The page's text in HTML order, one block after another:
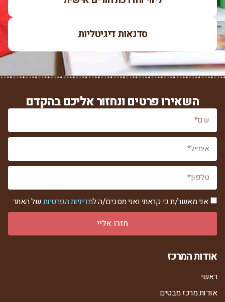
סדנאות דיגיטליות
השאירו פרטים ונחזור אליכם בהקדם
אני מאשר/ת כי קראתי ואני מסכים/ה למדיניות הפרטיותשל האתר
חזרו אליי
אודות המרכז
ראשי
אודות מרכז מבטים